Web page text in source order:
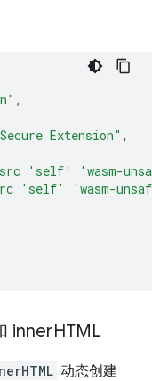
,
Extension" ,
'self' 'wasm-
'self' 'wasm-
innerHTML
动态创建